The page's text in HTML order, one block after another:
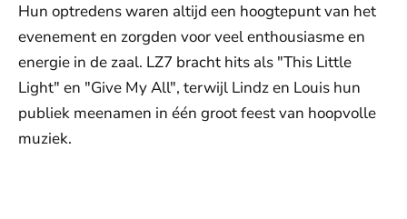
Hun optredens waren altijd een hoogtepunt van het
evenement en zorgden voor veel enthousiasme en
energie in de zaal. LZ7 bracht hits als "This Little
Light" en "Give My All", terwijl Lindz en Louis hun
publiek meenamen in één groot feest van hoopvolle
muziek.